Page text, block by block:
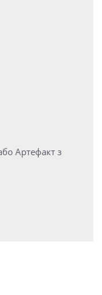
Артефакт з